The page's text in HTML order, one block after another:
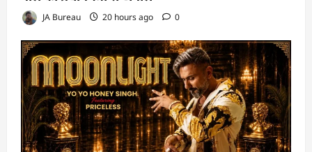
JA Bureau 20 hours ago 0